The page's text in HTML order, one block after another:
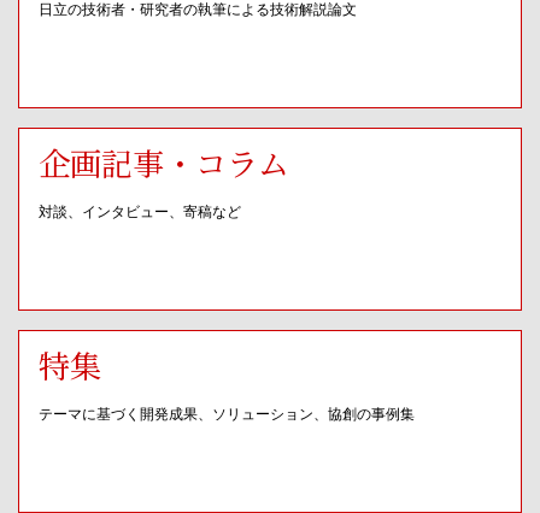
日立の技術者・研究者の執筆による技術解説論文
企画記事・コラム
対談、インタビュー、寄稿など
特集
テーマに基づく開発成果、ソリューション、協創の事例集